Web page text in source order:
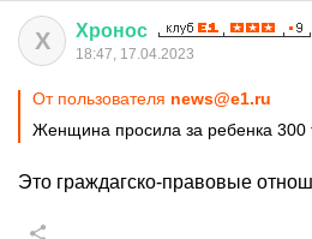
Х Хронос
18:47, 17.04.2023
От пользователя news@e1.ru
Женщина просила за ребенка 300
Это граждагско-правовые